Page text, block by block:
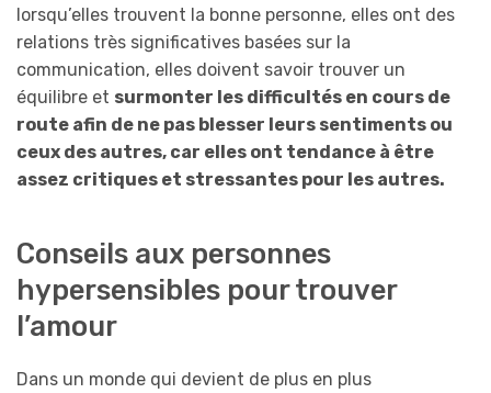
lorsqu’elles trouvent la bonne personne, elles ont des
relations très significatives basées sur la
communication, elles doivent savoir trouver un
équilibre et surmonter les difficultés en cours de
route afin de ne pas blesser leurs sentiments ou
ceux des autres, car elles ont tendance à être
assez critiques et stressantes pour les autres.
Conseils aux personnes
hypersensibles pour trouver
l’amour
Dans un monde qui devient de plus en plus